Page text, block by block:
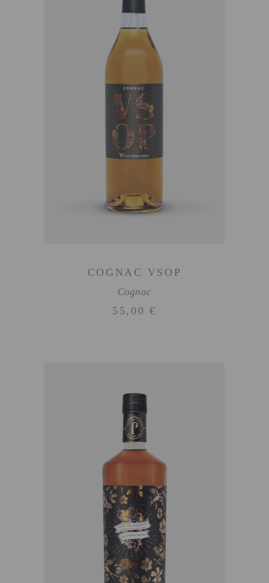
AJOUTER AU PANIER
COGNAC VSOP
Cognac
55,00€
AJOUTER AU PANIER